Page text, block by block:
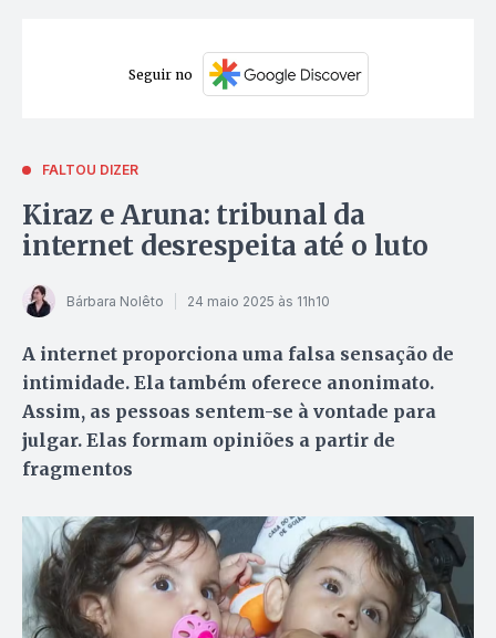
Seguir no
FALTOU DIZER
Kiraz e Aruna: tribunal da
internet desrespeita até o luto
Bárbara Nolêto 24 maio 2025 às 11h10
A internet proporciona uma falsa sensação de
intimidade. Ela também oferece anonimato.
Assim, as pessoas sentem-se à vontade para
julgar. Elas formam opiniões a partir de
fragmentos